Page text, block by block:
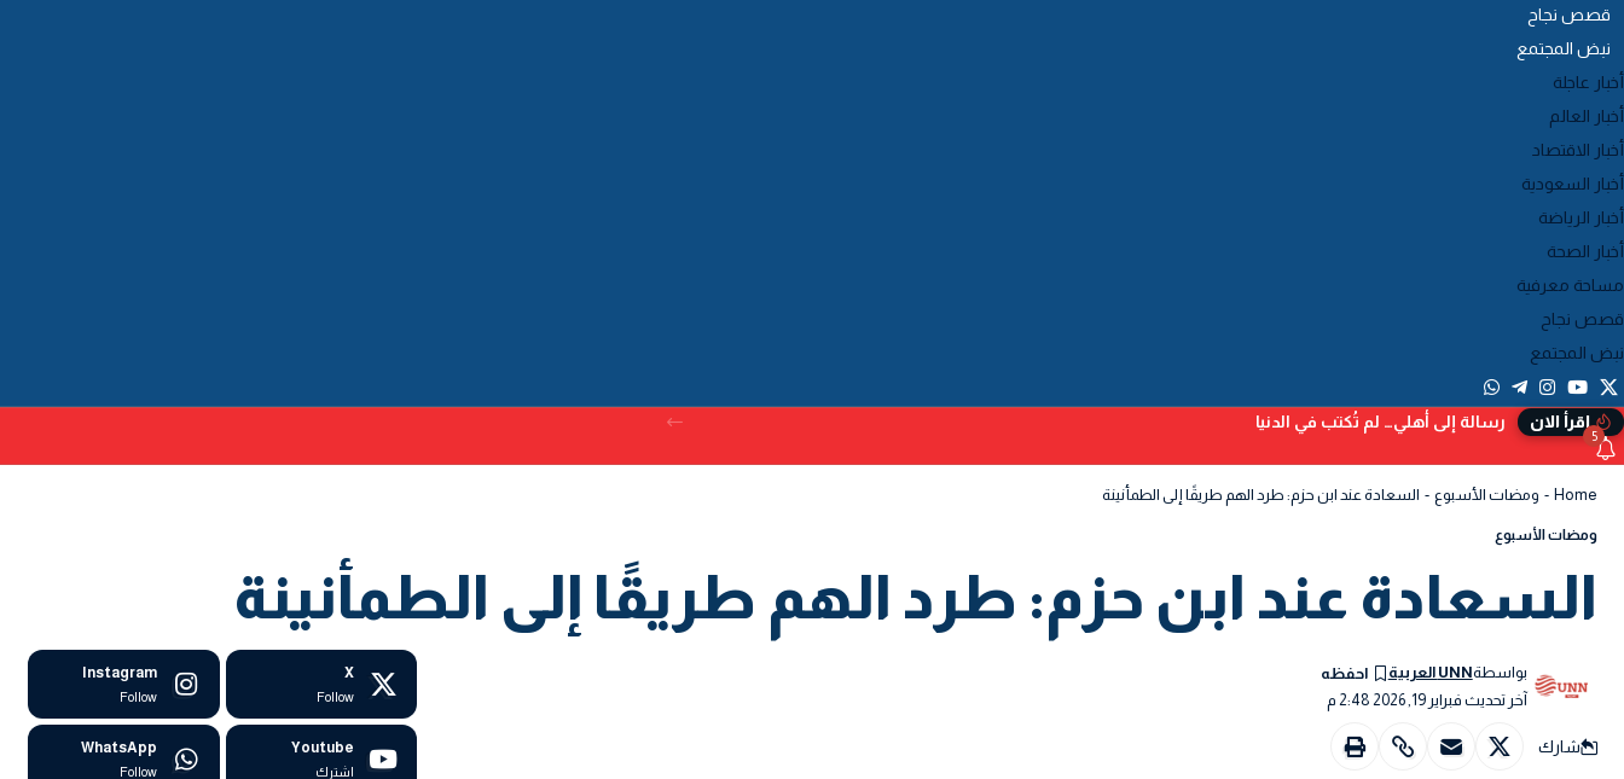
قصص نجاح
نبض المجتمع
أخبار عاجلة
أخبار العالم
أخبار الاقتصاد
أخبار السعودية
أخبار الرياضة
أخبار الصحة
مساحة معرفية
قصص نجاح
نبض المجتمع
إقرأ الان رسالة إلى أهلي… لم تُكتب في الدنيا
5
Home
- ومضات الأسبوع - السعادة عند ابن حزم: طرد الهم طريقًا إلى الطمأنينة
ومضات الأسبوع
السعادة عند ابن حزم: طرد الهم طريقًا إلى الطمأنينة
آخر تحديث فبراير 19, 2026 2:48 م
بواسطةUNN العربية
شارك
X
Follow
Instagram
Follow
Youtube
اشترك
WhatsApp
Follow